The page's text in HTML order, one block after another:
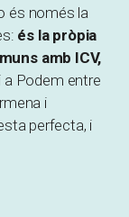
és només la
és la pròpia
amb ICV,
a Podem entre
i
perfecta, i